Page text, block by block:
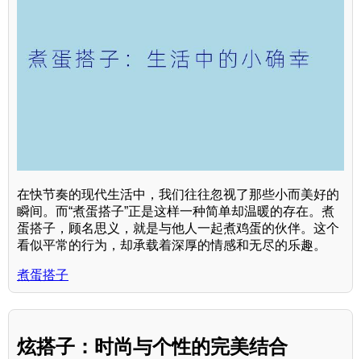
在快节奏的现代生活中，我们往往忽视了那些小而美好的
瞬间。而“煮蛋搭子”正是这样一种简单却温暖的存在。煮
蛋搭子，顾名思义，就是与他人一起煮鸡蛋的伙伴。这个
看似平常的行为，却承载着深厚的情感和无尽的乐趣。
煮蛋搭子
炫搭子：时尚与个性的完美结合